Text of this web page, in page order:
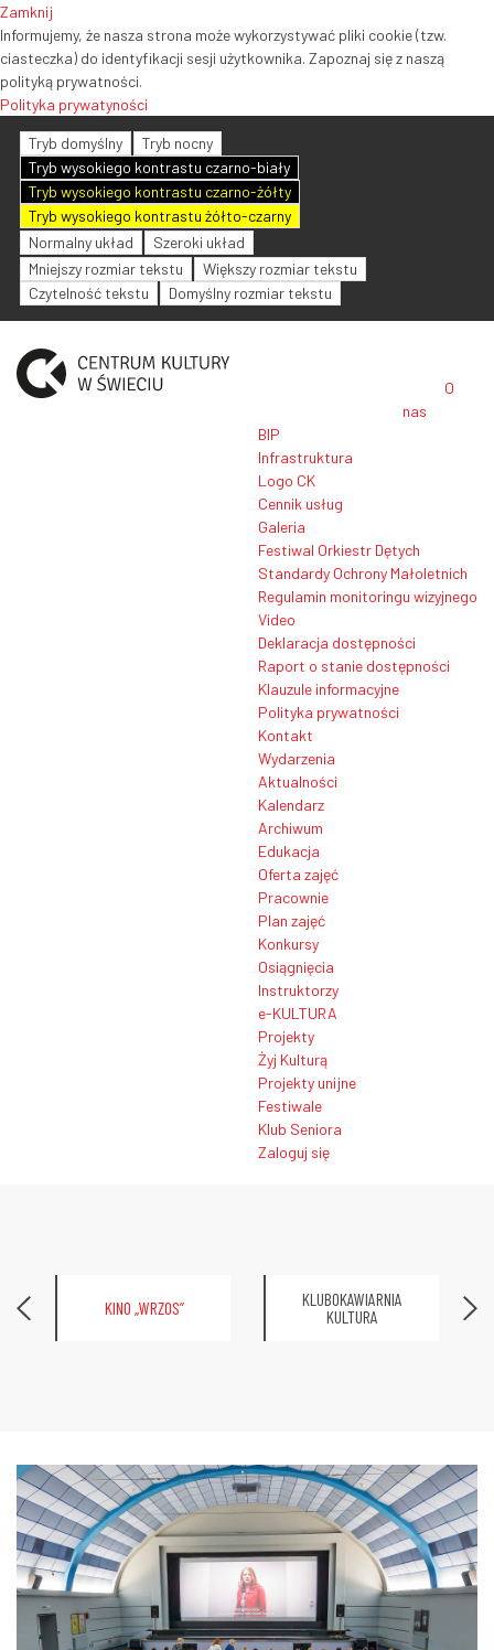
Zamknij
Informujemy, że nasza strona może wykorzystywać pliki cookie (tzw.
ciasteczka) do identyfikacji sesji użytkownika. Zapoznaj się z naszą
polityką prywatności.
Polityka prywatyności
Tryb domyślny
Tryb nocny
Tryb wysokiego kontrastu czarno-biały
Tryb wysokiego kontrastu czarno-żółty
Tryb wysokiego kontrastu żółto-czarny
Normalny układ
Szeroki układ
Mniejszy rozmiar tekstu
Większy rozmiar tekstu
Czytelność tekstu
Domyślny rozmiar tekstu
O
nas
BIP
Infrastruktura
Logo CK
Cennik usług
Galeria
Festiwal Orkiestr Dętych
Standardy Ochrony Małoletnich
Regulamin monitoringu wizyjnego
Video
Deklaracja dostępności
Raport o stanie dostępności
Klauzule informacyjne
Polityka prywatności
Kontakt
Wydarzenia
Aktualności
Kalendarz
Archiwum
Edukacja
Oferta zajęć
Pracownie
Plan zajęć
Konkursy
Osiągnięcia
Instruktorzy
e-KULTURA
Projekty
Żyj Kulturą
Projekty unijne
Festiwale
Klub Seniora
Zaloguj się
KINO „WRZOS”
KLUBOKAWIARNIA
KULTURA